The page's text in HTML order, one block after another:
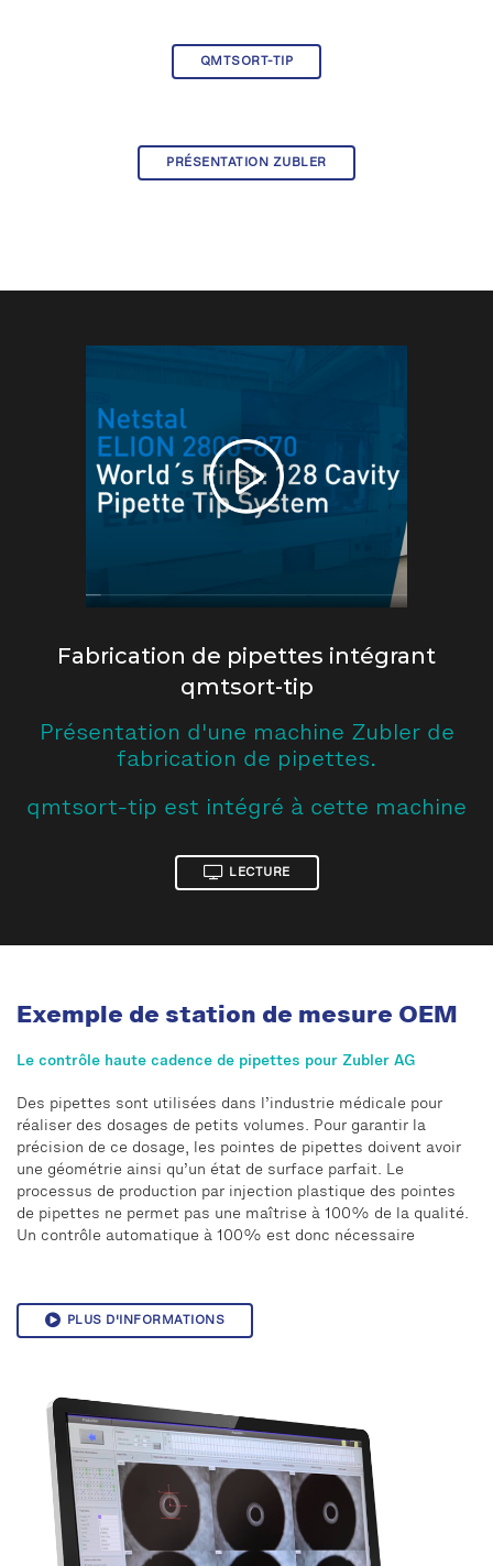
QMTSORT-TIP
PRÉSENTATION ZUBLER
Fabrication de pipettes intégrant
qmtsort-tip
Présentation d'une machine Zubler de
fabrication de pipettes.
qmtsort-tip est intégré à cette machine
LECTURE
Exemple de station de mesure OEM
Le contrôle haute cadence de pipettes pour Zubler AG
Des pipettes sont utilisées dans l’industrie médicale pour
réaliser des dosages de petits volumes. Pour garantir la
précision de ce dosage, les pointes de pipettes doivent avoir
une géométrie ainsi qu’un état de surface parfait. Le
processus de production par injection plastique des pointes
de pipettes ne permet pas une maîtrise à 100% de la qualité.
Un contrôle automatique à 100% est donc nécessaire
PLUS D'INFORMATIONS